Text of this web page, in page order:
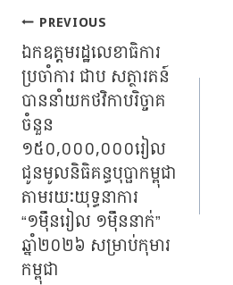
Post
Navigation
PREVIOUS
ឯកឧត្តមរដ្ឋលេខាធិការ
ប្រចាំការ ជាប សត្ថារតន៍
បាននាំយកថវិកាបរិច្ចាគ
ចំនួន
១៥០,០០០,០០០រៀល
ជូនមូលនិធិគន្ធបុប្ផាកម្ពុជា
តាមរយៈយុទ្ធនាការ
“១ម៉ឺនរៀល ១ម៉ឺននាក់”
ឆ្នាំ២០២៦ សម្រាប់កុមារ
កម្ពុជា